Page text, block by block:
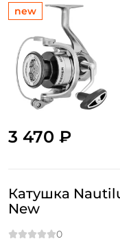
new
3 470 ₽
Катушка
New